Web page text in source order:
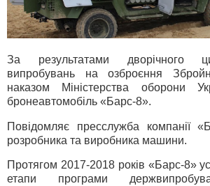
За результатами дворічного
випробувань на озброєння
наказом Міністерства оборони
бронеавтомобіль «Барс-8».
Повідомляє пресслужба компанії
розробника та виробника машини.
Протягом 2017-2018 років «Барс-8»
етапи програми